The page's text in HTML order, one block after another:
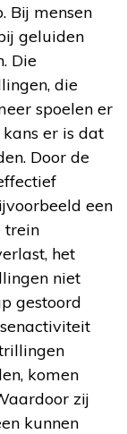
Bij mensen
geluiden
Die
die
spoelen er
er is dat
Door de
een
trein
het
niet
gestoord
komen
zij
kunnen